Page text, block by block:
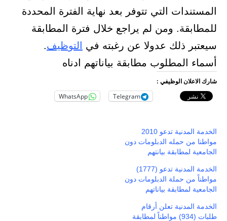
المستندات التي تتوفر بعد نهاية الفترة المحددة
للمطابقة. ومن لم يراجع خلال فترة المطابقة
سيعتبر ذلك عدولا عن رغبته في
التوظيف.
أسماء المطلوب مطابقة بياناتهم ادناه
شارك الاعلان الوظيفي :
Telegram
WhatsApp
الخدمة المدنية تدعو 2010
مواطنا من حمله الدبلومات دون
الجامعية لمطابقة بيانتهم
الخدمة المدنية تدعو (1777)
مواطناً من حملة الدبلومات دون
الجامعية لمطابقة بياناتهم
الخدمة المدنية تعلن أرقام
طلبات (934) مواطناً لمطابقة